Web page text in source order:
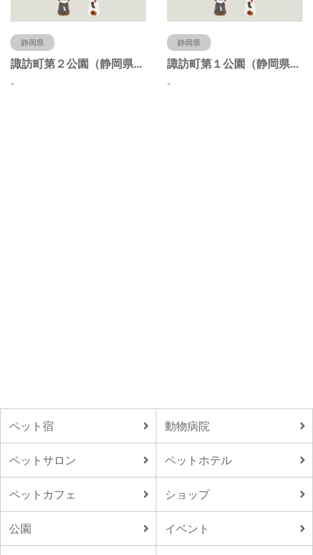
静岡県
諏訪町第２公園（静岡県静岡市）
-
静岡県
諏訪町第１公園（静岡県静岡市）
-
ペット宿 動物病院
ペットサロン ペットホテル
ペットカフェ ショップ
公園 イベント